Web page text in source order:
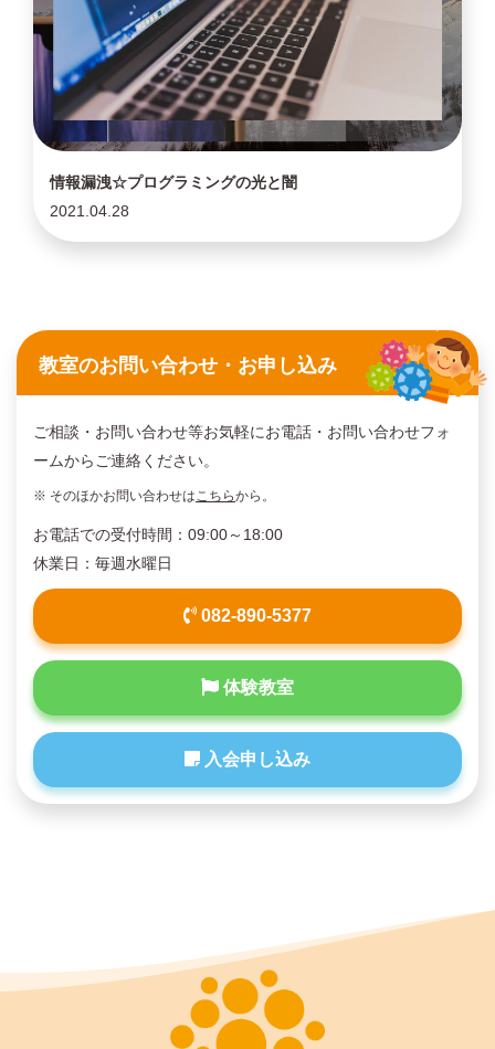
情報漏洩☆プログラミングの光と闇
2021.04.28
教室のお問い合わせ・お申し込み
ご相談・お問い合わせ等お気軽にお電話・お問い合わせフォ
ームからご連絡ください。
※ そのほかお問い合わせは こちらから。
お電話での受付時間：09:00～18:00
休業日：毎週水曜日
082-890-5377
体験教室
入会申し込み